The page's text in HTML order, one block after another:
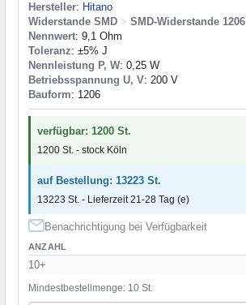
Hersteller: Hitano
Widerstande SMD > SMD-Widerstande 1206
Nennwert: 9,1 Ohm
Toleranz: ±5% J
Nennleistung P, W: 0,25 W
Betriebsspannung U, V: 200 V
Bauform: 1206
verfügbar: 1200 St.
1200 St. - stock Köln
auf Bestellung: 13223 St.
13223 St. - Lieferzeit 21-28 Tag (e)
Benachrichtigung bei Verfügbarkeit
ANZAHL
10+
Mindestbestellmenge: 10 St.